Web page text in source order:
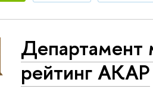
Департамент
рейтинг АКАР